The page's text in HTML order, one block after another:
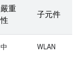
嚴重
性
子元件
中 WLAN